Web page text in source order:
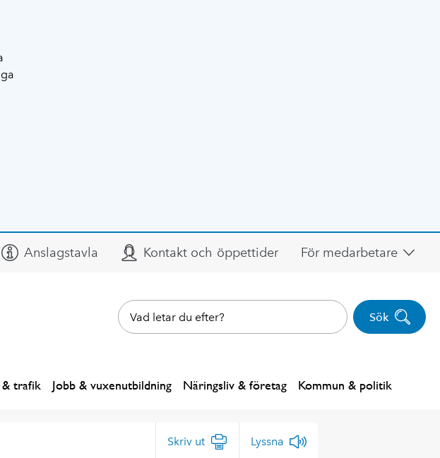
Anslagstavla Kontakt och öppettider För medarbetare
Sök
& trafik Jobb & vuxenutbildning Näringsliv & företag Kommun & politik
Skriv ut Lyssna